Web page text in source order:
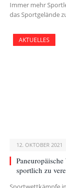
Immer mehr
das Sportgelände
AKTUELLES
12. OKTOBER 2021
sportlich zu